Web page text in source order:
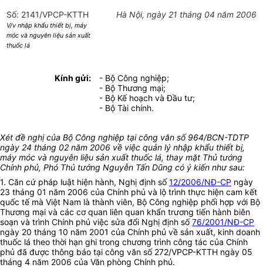
Số: 2141/VPCP-KTTH
V/v nhập khẩu thiết bị, máy
móc và nguyên liệu sản xuất
thuốc lá
Hà Nội, ngày 21 tháng 04 năm 2006
Kính gửi:
- Bộ Công nghiệp;
- Bộ Thương mại;
- Bộ Kế hoạch và Đầu tư;
- Bộ Tài chính.
Xét đề nghị của Bộ Công nghiệp tại công văn số 964/BCN-TDTP
ngày 24 tháng 02 năm 2006 về việc quản lý nhập khẩu thiết bị,
máy móc và nguyên liệu sản xuất thuốc lá, thay mặt Thủ tướng
Chính phủ, Phó Thủ tướng Nguyễn Tấn Dũng có ý kiến như sau:
1. Căn cứ pháp luật hiện hành, Nghị định số12/2006/NĐ-CP ngày
23 tháng 01 năm 2006 của Chính phủ và lộ trình thực hiện cam kết
quốc tế mà Việt Nam là thành viên, Bộ Công nghiệp phối hợp với Bộ
Thương mại và các cơ quan liên quan khẩn trương tiến hành biên
soạn và trình Chính phủ việc sửa đổi Nghị định số76/2001/NĐ-CP
ngày 20 tháng 10 năm 2001 của Chính phủ về sản xuất, kinh doanh
thuốc lá theo thời hạn ghi trong chương trình công tác của Chính
phủ đã được thông báo tại công văn số 272/VPCP-KTTH ngày 05
tháng 4 năm 2006 của Văn phòng Chính phủ.